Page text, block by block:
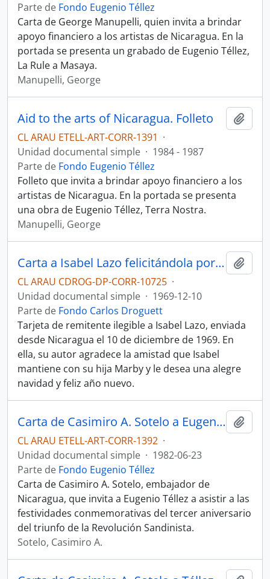
Parte de Fondo Eugenio Téllez
Carta de George Manupelli, quien invita a brindar
apoyo financiero a los artistas de Nicaragua. En la
portada se presenta un grabado de Eugenio Téllez,
La Rule a Masaya.
Manupelli, George
Aid to the arts of Nicaragua. Folleto
CL ARAU ETELL-ART-CORR-1391 ·
Unidad documental simple · 1984 - 1987
Parte de Fondo Eugenio Téllez
Folleto que invita a brindar apoyo financiero a los
artistas de Nicaragua. En la portada se presenta
una obra de Eugenio Téllez, Terra Nostra.
Manupelli, George
Carta a Isabel Lazo felicitándola por navidad y año nuevo
CL ARAU CDROG-DP-CORR-10725 ·
Unidad documental simple · 1969-12-10
Parte de Fondo Carlos Droguett
Tarjeta de remitente ilegible a Isabel Lazo, enviada
desde Nicaragua el 10 de diciembre de 1969. En
ella, su autor agradece la amistad que Isabel
mantiene con su hija Marby y le desea una alegre
navidad y feliz año nuevo.
Carta de Casimiro A. Sotelo a Eugenio Téllez
CL ARAU ETELL-ART-CORR-1392 ·
Unidad documental simple · 1982-06-23
Parte de Fondo Eugenio Téllez
Carta de Casimiro A. Sotelo, embajador de
Nicaragua, que invita a Eugenio Téllez a asistir a las
festividades conmemorativas del tercer aniversario
del triunfo de la Revolución Sandinista.
Sotelo, Casimiro A.